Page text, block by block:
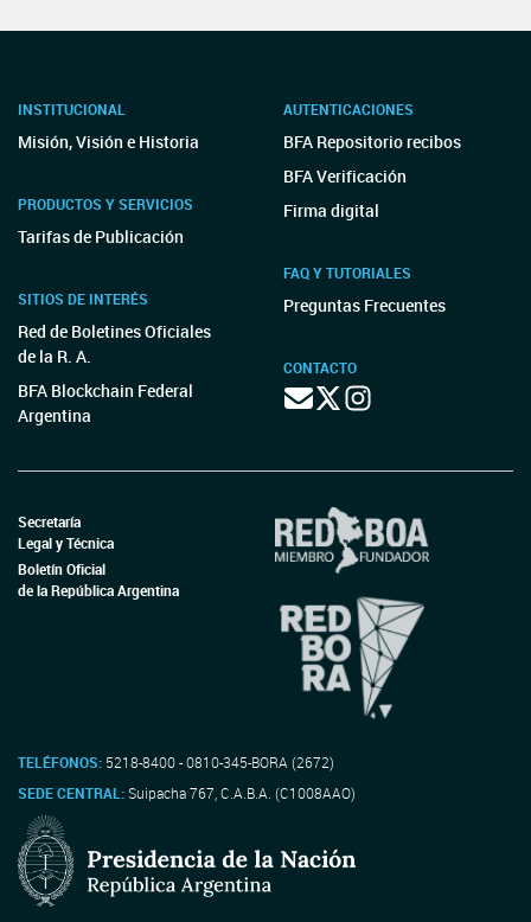
INSTITUCIONAL
Misión, Visión e Historia
PRODUCTOS Y SERVICIOS
Tarifas de Publicación
SITIOS DE INTERÉS
Red de Boletines Oficiales
de la R. A.
BFA Blockchain Federal
Argentina
AUTENTICACIONES
BFA Repositorio recibos
BFA Verificación
Firma digital
FAQ Y TUTORIALES
Preguntas Frecuentes
CONTACTO
Secretaría
Legal y Técnica
Boletín Oficial
de la República Argentina
TELÉFONOS: 5218-8400 - 0810-345-BORA (2672)
SEDE CENTRAL:Suipacha 767, C.A.B.A. (C1008AAO)